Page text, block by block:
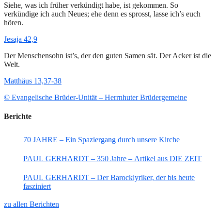
Siehe, was ich früher verkündigt habe, ist gekommen. So
verkündige ich auch Neues; ehe denn es sprosst, lasse ich’s euch
hören.
Jesaja 42,9
Der Menschensohn ist’s, der den guten Samen sät. Der Acker ist die
Welt.
Matthäus 13,37-38
© Evangelische Brüder-Unität – Herrnhuter Brüdergemeine
Berichte
70 JAHRE – Ein Spaziergang durch unsere Kirche
PAUL GERHARDT – 350 Jahre – Artikel aus DIE ZEIT
PAUL GERHARDT – Der Barocklyriker, der bis heute
fasziniert
zu allen Berichten